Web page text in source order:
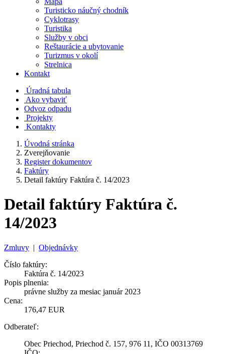
Turisticko náučný chodník
Cyklotrasy
Turistika
Služby v obci
Reštaurácie a ubytovanie
Turizmus v okolí
Strelnica
Kontakt
Úradná tabula
Ako vybaviť
Odvoz odpadu
Projekty
Kontakty
Úvodná stránka
Zverejňovanie
Register dokumentov
Faktúry
Detail faktúry Faktúra č. 14/2023
Detail faktúry Faktúra č.
14/2023
Zmluvy | Objednávky
Číslo faktúry:
Faktúra č. 14/2023
Popis plnenia:
právne služby za mesiac január 2023
Cena:
176,47 EUR
Odberateľ:
Obec Priechod, Priechod č. 157, 976 11, IČO 00313769